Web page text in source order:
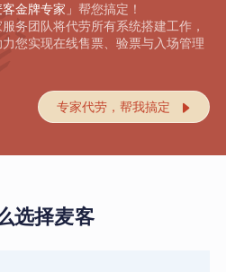
金牌专家」 帮您搞定！
务团队将代劳所有系统搭建工作，
力您实现在线售票、验票与入场管理
专家代劳，帮我搞定 
选择麦客